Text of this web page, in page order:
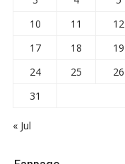
10
11 12
17
18 19
24
25 26
31
« Jul